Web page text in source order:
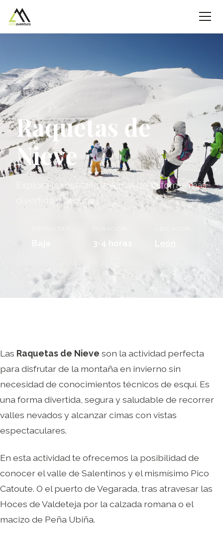
Raquetas de
Nieve
Explora la montaña invernal de la forma más
divertida y segura.
3-4 horas León
Las Raquetas de Nieve son la actividad perfecta
para disfrutar de la montaña en invierno sin
necesidad de conocimientos técnicos de esquí. Es
una forma divertida, segura y saludable de recorrer
valles nevados y alcanzar cimas con vistas
espectaculares.
En esta actividad te ofrecemos la posibilidad de
conocer el valle de Salentinos y el mismísimo Pico
Catoute. O el puerto de Vegarada, tras atravesar las
Hoces de Valdeteja por la calzada romana o el
macizo de Peña Ubiña.